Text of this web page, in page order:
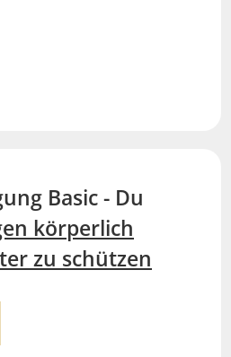
Basic - Du
körperlich
zu schützen